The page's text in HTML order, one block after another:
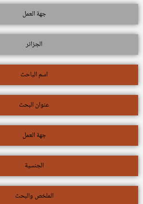
جهة العمل
الجزائر
اسم الباحث
عنوان البحث
جهة العمل
الجنسية
الملخص والبحث